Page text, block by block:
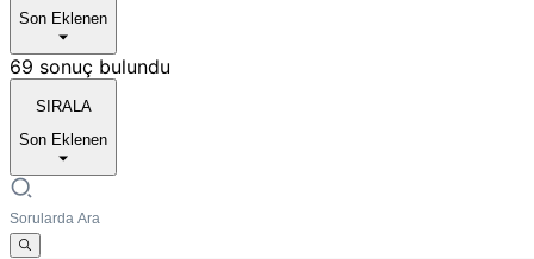
Son Eklenen
69 sonuç bulundu
SIRALA
Son Eklenen